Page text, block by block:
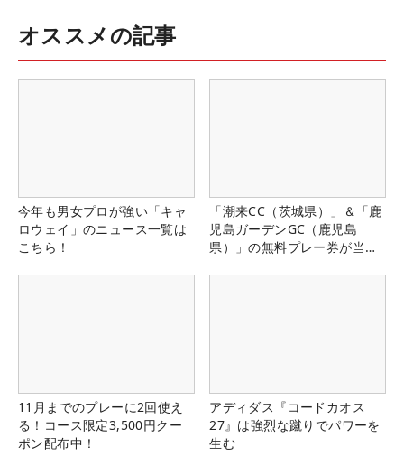
オススメの記事
今年も男女プロが強い「キャ
ロウェイ」のニュース一覧は
こちら！
「潮来CC（茨城県）」＆「鹿
児島ガーデンGC（鹿児島
県）」の無料プレー券が当た
11月までのプレーに2回使え
る！コース限定3,500円クー
ポン配布中！
アディダス『コードカオス
27』は強烈な蹴りでパワーを
生む